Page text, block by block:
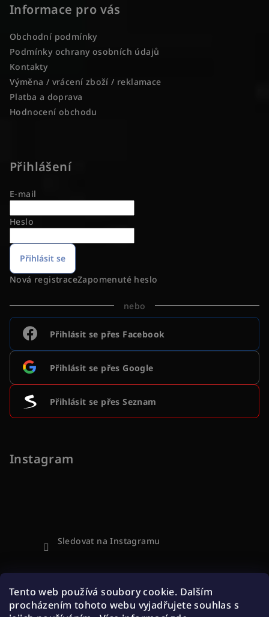
Tento web používá soubory cookie. Dalším
procházením tohoto webu vyjadřujete souhlas s
Informace pro vás
Obchodní podmínky
Podmínky ochrany osobních údajů
Kontakty
Výměna / vrácení zboží / reklamace
Platba a doprava
Hodnocení obchodu
Přihlášení
E-mail
Heslo
Přihlásit se
Nová registraceZapomenuté heslo
nebo
Přihlásit se přes Facebook
Přihlásit se přes Google
Přihlásit se přes Seznam
Instagram
Sledovat na Instagramu
Přijímáme online platby